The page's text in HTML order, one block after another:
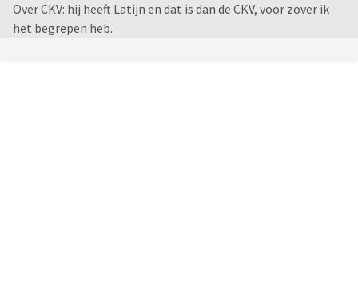
Over CKV: hij heeft Latijn en dat is dan de CKV, voor zover ik
het begrepen heb.